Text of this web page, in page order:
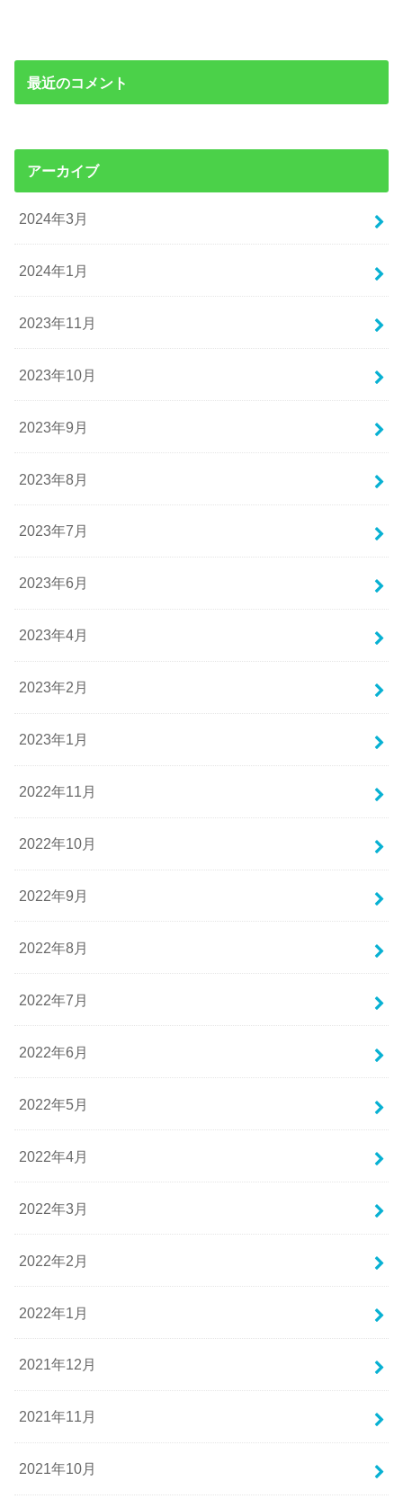
最近のコメント
アーカイブ
2024年3月
2024年1月
2023年11月
2023年10月
2023年9月
2023年8月
2023年7月
2023年6月
2023年4月
2023年2月
2023年1月
2022年11月
2022年10月
2022年9月
2022年8月
2022年7月
2022年6月
2022年5月
2022年4月
2022年3月
2022年2月
2022年1月
2021年12月
2021年11月
2021年10月